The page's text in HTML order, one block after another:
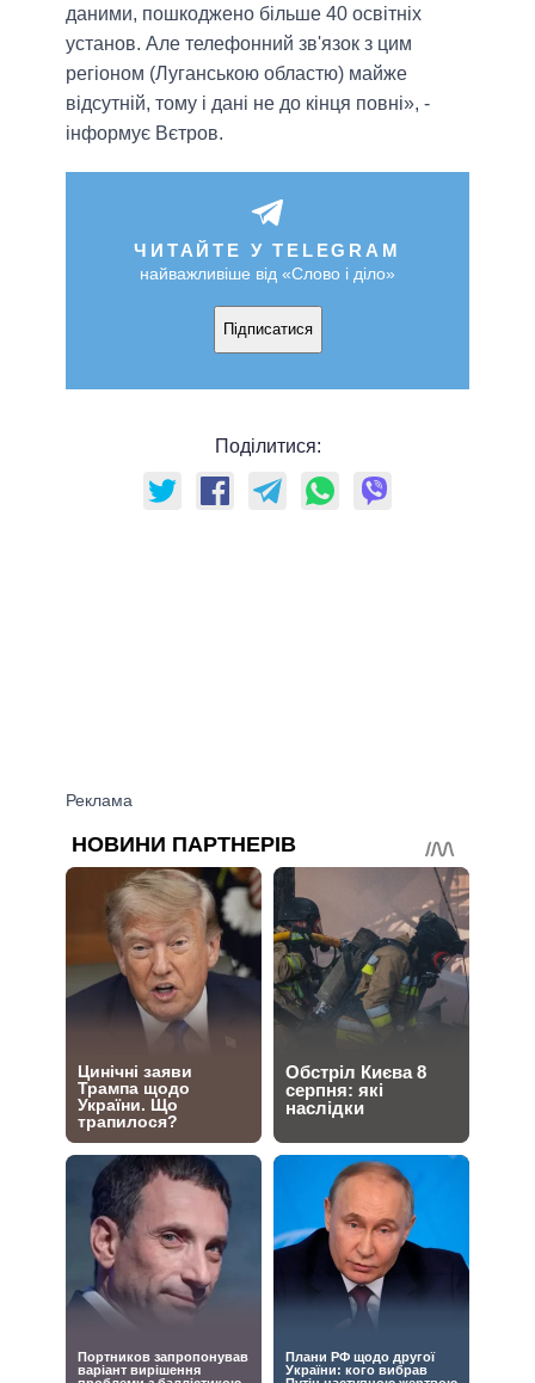
даними, пошкоджено більше 40 освітніх
установ. Але телефонний зв'язок з цим
регіоном (Луганською областю) майже
відсутній, тому і дані не до кінця повні», -
інформує Вєтров.
ЧИТАЙТЕ У TELEGRAM
найважливіше від «Слово і діло»
Підписатися
Поділитися: